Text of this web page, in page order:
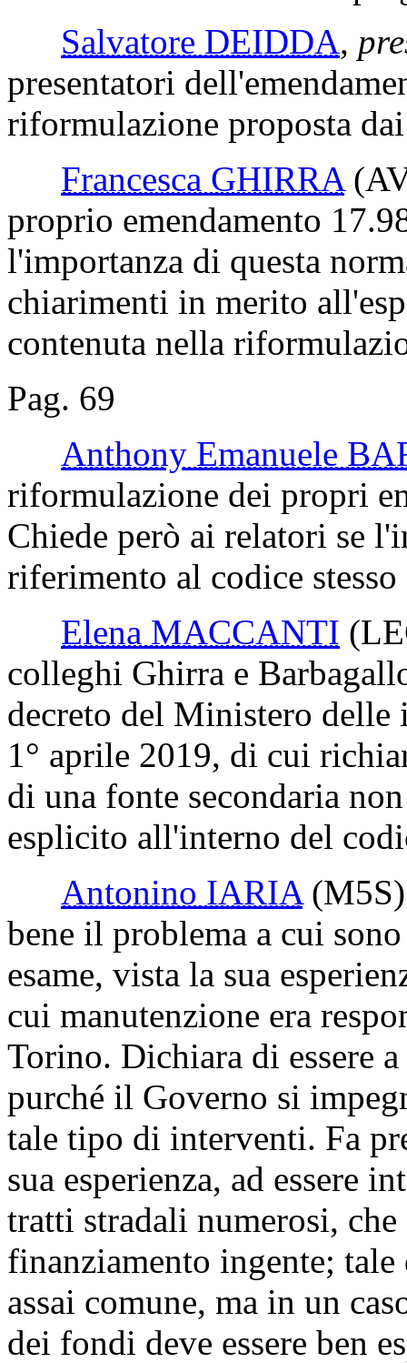
Salvatore DEIDDA,
presentatori
riformulazione proposta
Francesca GHIRRA
proprio emendamento
l'importanza di questa
chiarimenti in merito
contenuta nella
Pag. 69
Anthony Emanuele
riformulazione dei propri
Chiede però ai relatori se
riferimento al codice
Elena MACCANTI
colleghi Ghirra e
decreto del Ministero
1° aprile 2019, di cui
di una fonte secondaria
esplicito all'interno del
Antonino IARIA (M5S)
bene il problema a cui
esame, vista la sua
cui manutenzione era
Torino. Dichiara di essere
purché il Governo si
tale tipo di interventi. Fa
sua esperienza, ad essere
tratti stradali numerosi,
finanziamento ingente;
assai comune, ma in un
dei fondi deve essere ben